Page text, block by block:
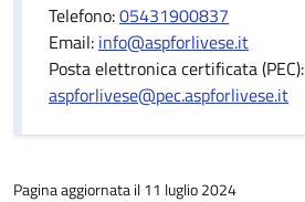
Telefono:05431900837
Email: info@aspforlivese.it
Posta elettronica certificata (PEC):
aspforlivese@pec.aspforlivese.it
Pagina aggiornata il 11 luglio 2024